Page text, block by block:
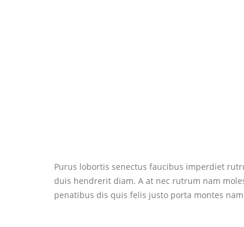
Purus lobortis senectus faucibus imperdiet
duis hendrerit diam. A at nec rutrum nam
penatibus dis quis felis justo porta montes